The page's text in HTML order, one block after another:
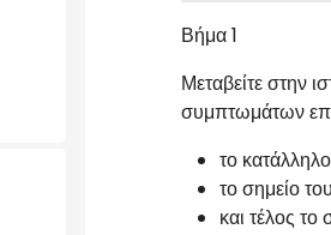
Βήμα 1
Μεταβείτε στην
συμπτωμάτων
το
το σημείο
και τέλος